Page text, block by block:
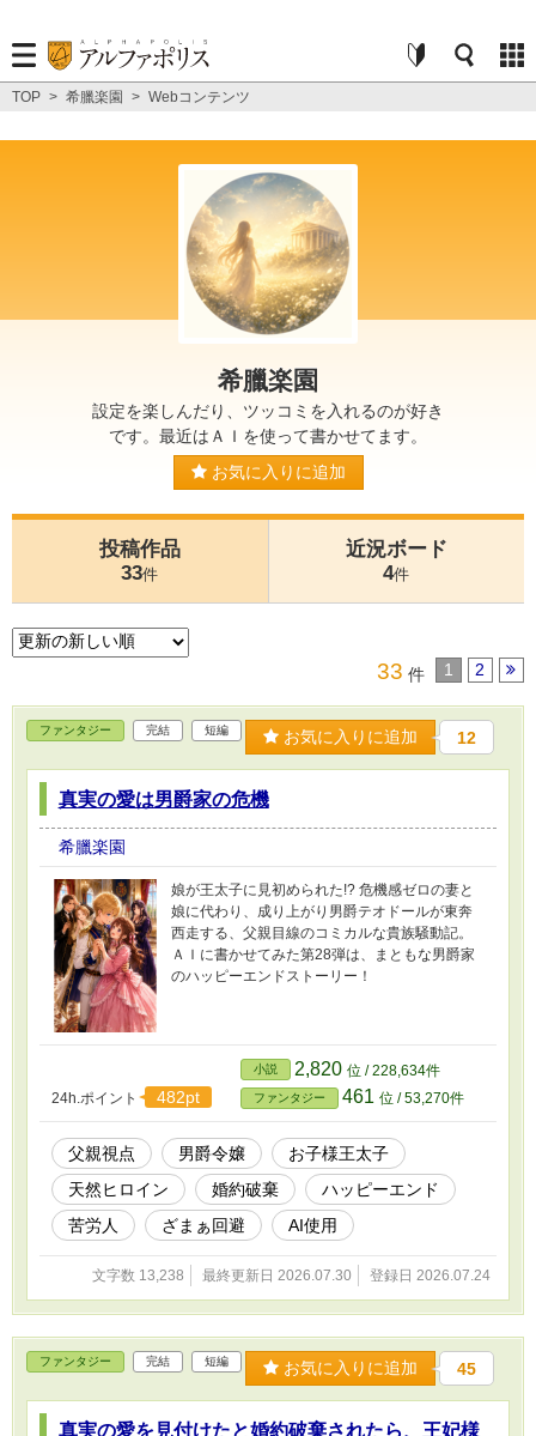
TOP > 希臘楽園 > Webコンテンツ
希臘楽園
設定を楽しんだり、ツッコミを入れるのが好き
です。最近はＡＩを使って書かせてます。
お気に入りに追加
投稿作品
33件
近況ボード
4件
33 件 1 2
ファンタジー 完結 短編 お気に入りに追加 12
真実の愛は男爵家の危機
希臘楽園
娘が王太子に見初められた!? 危機感ゼロの妻と
娘に代わり、成り上がり男爵テオドールが東奔
西走する、父親目線のコミカルな貴族騒動記。
ＡＩに書かせてみた第28弾は、まともな男爵家
のハッピーエンドストーリー！
24h.ポイント 482pt
小説 2,820 位 / 228,634件
ファンタジー 461 位 / 53,270件
父親視点 男爵令嬢
お子様王太子
天然ヒロイン
婚約破棄
ハッピーエンド
苦労人
ざまぁ回避 AI使用
文字数 13,238 最終更新日 2026.07.30 登録日 2026.07.24
ファンタジー 完結 短編 お気に入りに追加 45
真実の愛を見付けたと婚約破棄されたら、王妃様